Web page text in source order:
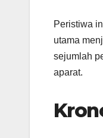
Peristiwa
utama
sejumlah
aparat.